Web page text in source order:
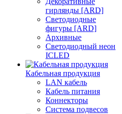
гирлянды [ARD]
Светодиодные
фигуры [ARD]
Архивные
Светодиодный неон
ICLED
Кабельная продукция
LAN кабель
Кабель питания
Коннекторы
Система подвесов